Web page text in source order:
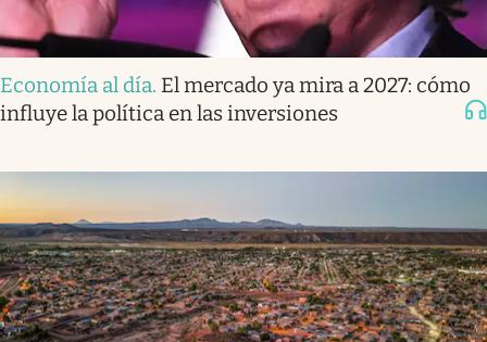
Economía al día. El mercado ya mira a 2027: cómo
influye la política en las inversiones